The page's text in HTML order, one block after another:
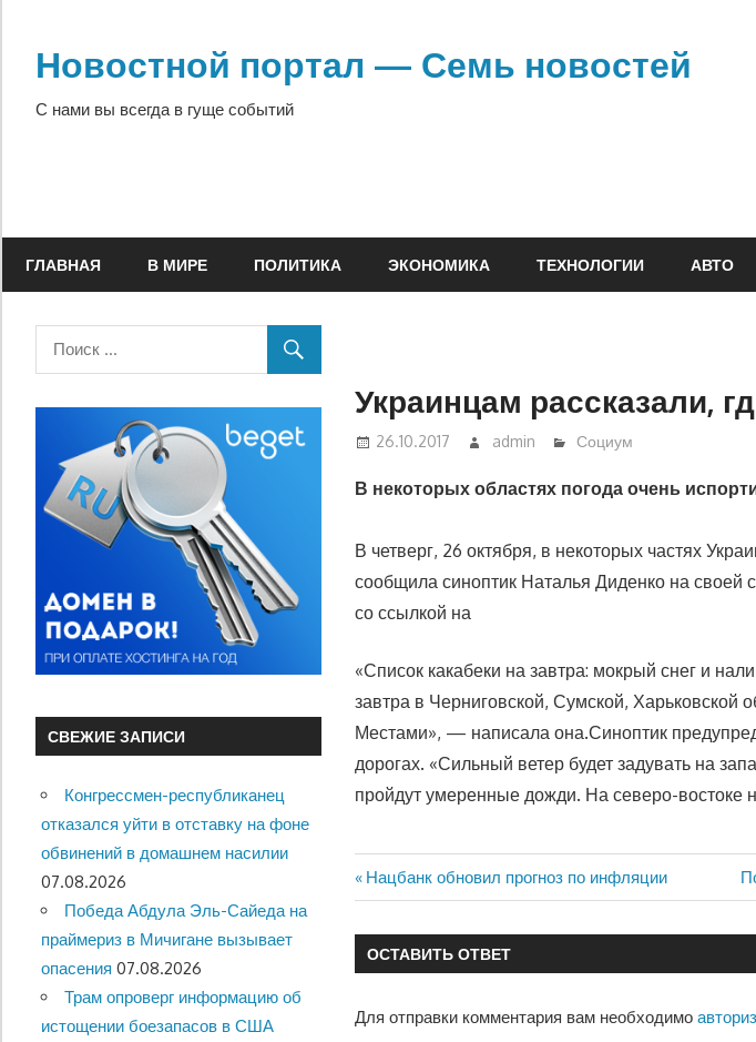
содержимому
Новостной портал — Семь новостей
С нами вы всегда в гуще событий
ГЛАВНАЯ В МИРЕ ПОЛИТИКА ЭКОНОМИКА ТЕХНОЛОГИИ АВТО
Украинцам рассказали,
26.10.2017 admin Социум
В некоторых областях погода очень
В четверг, 26 октября, в некоторых частях
сообщила синоптик Наталья Диденко на своей
со ссылкой на
«Список какабеки на завтра: мокрый снег и
завтра в Черниговской, Сумской, Харьковской
Местами», — написала она.Синоптик
дорогах. «Сильный ветер будет задувать на
пройдут умеренные дожди. На северо-
Навигация
по
записям
Предыдущая
запись:
Нацбанк обновил прогноз по инфляции
ОСТАВИТЬ ОТВЕТ
Для отправки комментария вам необходимо
СВЕЖИЕ ЗАПИСИ
Конгрессмен-республиканец
отказался уйти в отставку на фоне
обвинений в домашнем насилии
07.08.2026
Победа Абдула Эль-Сайеда на
праймериз в Мичигане вызывает
опасения 07.08.2026
Трам опроверг информацию об
истощении боезапасов в США